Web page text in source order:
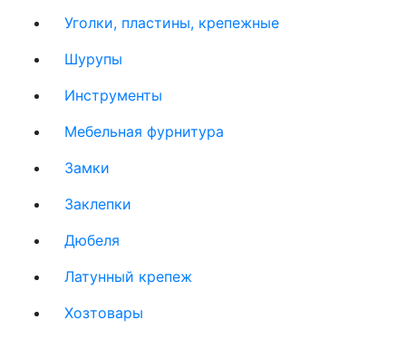
Уголки, пластины, крепежные
Шурупы
Инструменты
Мебельная фурнитура
Замки
Заклепки
Дюбеля
Латунный крепеж
Хозтовары